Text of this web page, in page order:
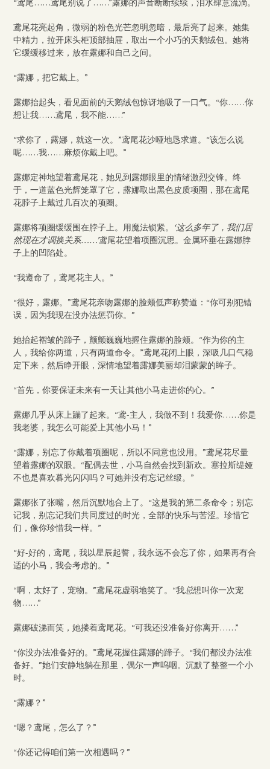
“鸢尾……鸢尾别说了……”露娜的声音断断续续，泪水肆意流淌。
鸢尾花亮起角，微弱的粉色光芒忽明忽暗，最后亮了起来。她集
中精力，拉开床头柜顶部抽屉，取出一个小巧的天鹅绒包。她将
它缓缓移过来，放在露娜和自己之间。
“露娜，把它戴上。”
露娜抬起头，看见面前的天鹅绒包惊讶地吸了一口气。“你……你
想让我……鸢尾，我不能……”
“求你了，露娜，就这一次。”鸢尾花沙哑地恳求道。“该怎么说
呢……我……麻烦你戴上吧。”
露娜定神地望着鸢尾花，她见到露娜眼里的情绪激烈交锋。终
于，一道蓝色光辉笼罩了它，露娜取出黑色皮质项圈，那在鸢尾
花脖子上戴过几百次的项圈。
露娜将项圈缓缓围在脖子上。用魔法锁紧。 ‘这么多年了，我们居
然现在才调换关系……’鸢尾花望着项圈沉思。金属环垂在露娜脖
子上的凹陷处。
“我遵命了，鸢尾花主人。”
“很好，露娜。”鸢尾花亲吻露娜的脸颊低声称赞道：“你可别犯错
误，因为我现在没办法惩罚你。”
她抬起褶皱的蹄子，颤颤巍巍地握住露娜的脸颊。“作为你的主
人，我给你两道，只有两道命令。”鸢尾花闭上眼，深吸几口气稳
定下来，然后睁开眼，深情地望着露娜美丽却泪蒙蒙的眸子。
“首先，你要保证未来有一天让其他小马走进你的心。”
露娜几乎从床上蹦了起来。“鸢-主人，我做不到！我爱你……你是
我老婆，我怎么可能爱上其他小马！”
“露娜，别忘了你戴着项圈呢，所以不同意也没用。”鸢尾花尽量
望着露娜的双眼。“配偶去世，小马自然会找到新欢。塞拉斯缇娅
不也是喜欢暮光闪闪吗？可她并没有忘记丝缎。”
露娜张了张嘴，然后沉默地合上了。“这是我的第二条命令；别忘
记我，别忘记我们共同度过的时光，全部的快乐与苦涩。珍惜它
们，像你珍惜我一样。”
“好-好的，鸢尾，我以星辰起誓，我永远不会忘了你，如果再有合
适的小马，我会考虑的。”
“啊，太好了，宠物。”鸢尾花虚弱地笑了。“我总想叫你一次宠
物……”
露娜破涕而笑，她搂着鸢尾花。“可我还没准备好你离开……”
“你没办法准备好的。”鸢尾花握住露娜的蹄子。“我们都没办法准
备好。”她们安静地躺在那里，偶尔一声呜咽。沉默了整整一个小
时。
“露娜？”
“嗯？鸢尾，怎么了？”
“你还记得咱们第一次相遇吗？”